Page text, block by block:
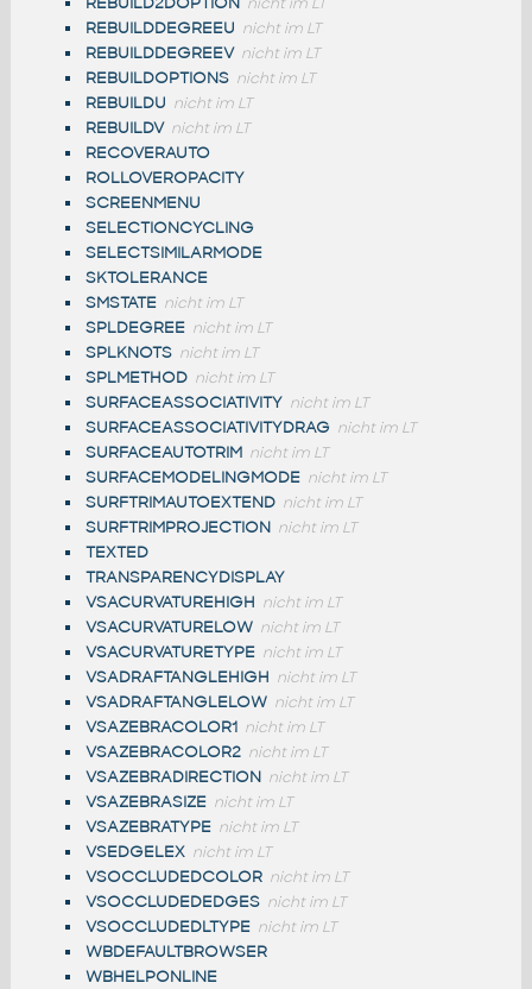
REBUILDDEGREEU nicht im LT
REBUILDDEGREEV nicht im LT
REBUILDOPTIONS nicht im LT
REBUILDU nicht im LT
REBUILDV nicht im LT
RECOVERAUTO
ROLLOVEROPACITY
SCREENMENU
SELECTIONCYCLING
SELECTSIMILARMODE
SKTOLERANCE
SMSTATE nicht im LT
SPLDEGREE nicht im LT
SPLKNOTS nicht im LT
SPLMETHOD nicht im LT
SURFACEASSOCIATIVITY nicht im LT
SURFACEASSOCIATIVITYDRAG nicht im LT
SURFACEAUTOTRIM nicht im LT
SURFACEMODELINGMODE nicht im LT
SURFTRIMAUTOEXTEND nicht im LT
SURFTRIMPROJECTION nicht im LT
TEXTED
TRANSPARENCYDISPLAY
VSACURVATUREHIGH nicht im LT
VSACURVATURELOW nicht im LT
VSACURVATURETYPE nicht im LT
VSADRAFTANGLEHIGH nicht im LT
VSADRAFTANGLELOW nicht im LT
VSAZEBRACOLOR1 nicht im LT
VSAZEBRACOLOR2 nicht im LT
VSAZEBRADIRECTION nicht im LT
VSAZEBRASIZE nicht im LT
VSAZEBRATYPE nicht im LT
VSEDGELEX nicht im LT
VSOCCLUDEDCOLOR nicht im LT
VSOCCLUDEDEDGES nicht im LT
VSOCCLUDEDLTYPE nicht im LT
WBDEFAULTBROWSER
WBHELPONLINE